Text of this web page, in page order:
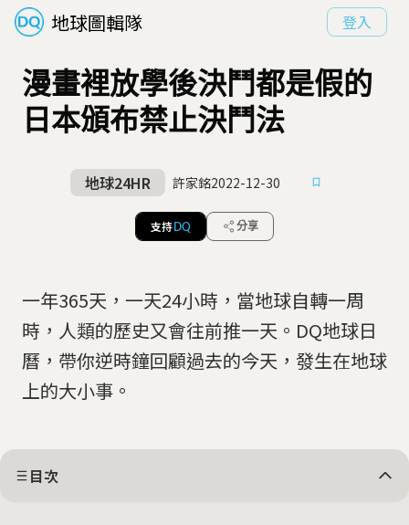
地球圖輯隊 登入
漫畫裡放學後決鬥都是假的
日本頒布禁止決鬥法
地球24HR 許家銘2022-12-30
支持 DQ 分享
一年365天，一天24小時，當地球自轉一周
時，人類的歷史又會往前推一天。DQ地球日
曆，帶你逆時鐘回顧過去的今天，發生在地球
上的大小事。
目次